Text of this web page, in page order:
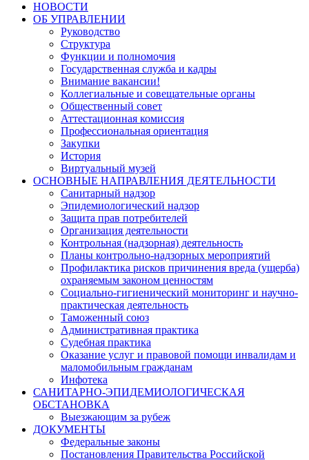
НОВОСТИ
ОБ УПРАВЛЕНИИ
Руководство
Структура
Функции и полномочия
Государственная служба и кадры
Внимание вакансии!
Коллегиальные и совещательные органы
Общественный совет
Аттестационная комиссия
Профессиональная ориентация
Закупки
История
Виртуальный музей
ОСНОВНЫЕ НАПРАВЛЕНИЯ ДЕЯТЕЛЬНОСТИ
Санитарный надзор
Эпидемиологический надзор
Защита прав потребителей
Организация деятельности
Контрольная (надзорная) деятельность
Планы контрольно-надзорных мероприятий
Профилактика рисков причинения вреда (ущерба)
охраняемым законом ценностям
Социально-гигиенический мониторинг и научно-
практическая деятельность
Таможенный союз
Административная практика
Судебная практика
Оказание услуг и правовой помощи инвалидам и
маломобильным гражданам
Инфотека
САНИТАРНО-ЭПИДЕМИОЛОГИЧЕСКАЯ
ОБСТАНОВКА
Выезжающим за рубеж
ДОКУМЕНТЫ
Федеральные законы
Постановления Правительства Российской